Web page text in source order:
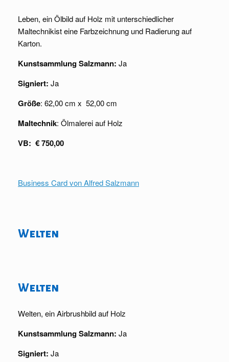
Leben, ein Ölbild auf Holz mit unterschiedlicher
Maltechnikist eine Farbzeichnung und Radierung auf
Karton.
Kunstsammlung Salzmann: Ja
Signiert: Ja
Größe: 62,00 cm x 52,00 cm
Maltechnik: Ölmalerei auf Holz
VB: € 750,00
Business Card von Alfred Salzmann
Welten
Welten
Welten, ein Airbrushbild auf Holz
Kunstsammlung Salzmann: Ja
Signiert: Ja